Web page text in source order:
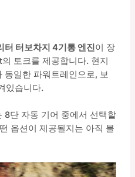
터보차지 4기통 엔진이 장
토크를 제공합니다. 현지
일한 파워트레인으로, 보
있습니다.
8단 자동 기어 중에서 선택할
옵션이 제공될지는 아직 불